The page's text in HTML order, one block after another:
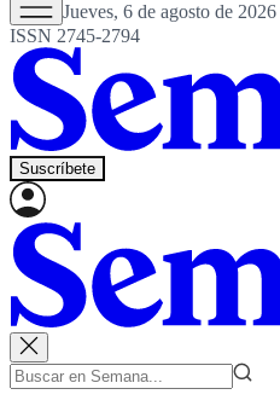
Jueves, 6 de agosto de 2026
ISSN 2745-2794
Suscríbete